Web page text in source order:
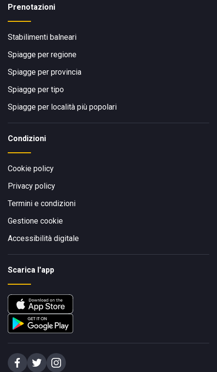
Prenotazioni
Stabilimenti balneari
Spiagge per regione
Spiagge per provincia
Spiagge per tipo
Spiagge per località più popolari
Condizioni
Cookie policy
Privacy policy
Termini e condizioni
Gestione cookie
Accessibilità digitale
Scarica l'app